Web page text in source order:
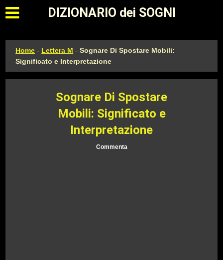
Apri il menu principale
DIZIONARIO dei SOGNI
Home - Lettera M -Sognare Di Spostare Mobili:
Significato e Interpretazione
Sognare Di Spostare
Mobili: Significato e
Interpretazione
Commenta